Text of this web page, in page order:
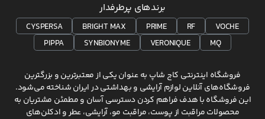
برندهای پرطرفدار
VOCHE
RF
PRIME
BRIGHT MAX
CYSPERSA
MQ
VERONIQUE
SYNBIONYME
PIPPA
فروشگاه اینترنتی کاج شاپ به عنوان یکی از معتبرترین و بزرگترین
فروشگاه‌های آنلاین لوازم آرایشی و بهداشتی در ایران شناخته می‌شود.
این فروشگاه با هدف فراهم کردن دسترسی آسان و مطمئن مشتریان به
محصولات مراقبت از پوست، مراقبت مو، آرایشی، عطر و ادکلن‌های